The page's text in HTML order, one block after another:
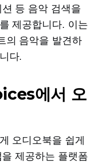
등 음악 검색을
제공합니다. 이는
의 음악을 발견하
다.
에서 오
오디오북을 쉽게
제공하는 플랫폼